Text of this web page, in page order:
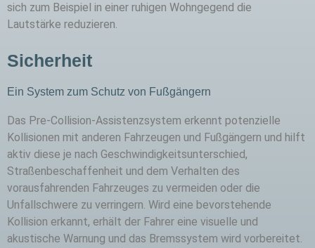
sich zum Beispiel in einer ruhigen Wohngegend die
Lautstärke reduzieren.
Sicherheit
Ein System zum Schutz von Fußgängern
Das Pre-Collision-Assistenzsystem erkennt potenzielle
Kollisionen mit anderen Fahrzeugen und Fußgängern und hilft
aktiv diese je nach Geschwindigkeitsunterschied,
Straßenbeschaffenheit und dem Verhalten des
vorausfahrenden Fahrzeuges zu vermeiden oder die
Unfallschwere zu verringern. Wird eine bevorstehende
Kollision erkannt, erhält der Fahrer eine visuelle und
akustische Warnung und das Bremssystem wird vorbereitet.